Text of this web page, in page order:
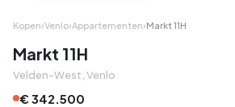
Kopen›Venlo›Appartementen›Markt 11H
Markt 11H
Velden-West, Venlo
€ 342.500